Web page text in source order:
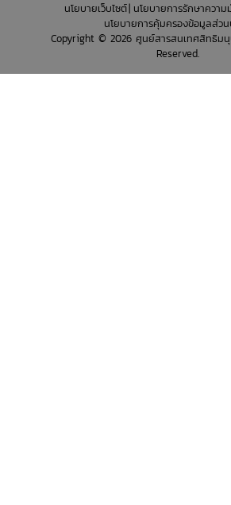
นโยบายเว็บไซต์ นโยบายการรักษาควา
นโยบายการคุ้มครองข้อมูลส่ว
Copyright © 2026 ศูนย์สารสนเทศสิทธิม
Reserved.